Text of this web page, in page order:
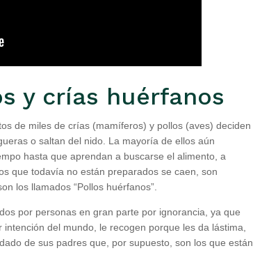
y crías huérfanos
de miles de crías (mamíferos) y pollos (aves) deciden
o saltan del nido. La mayoría de ellos aún
hasta que aprendan a buscarse el alimento, a
que todavía no están preparados se caen, son
los llamados “Pollos huérfanos”.
por personas en gran parte por ignorancia, ya que
del mundo, le recogen porque les da lástima,
de sus padres que, por supuesto, son los que están